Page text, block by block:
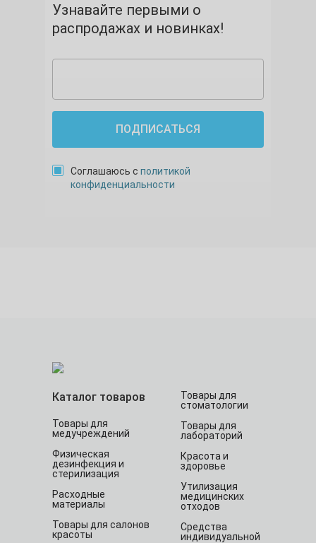
Узнавайте первыми о
распродажах и новинках!
ПОДПИСАТЬСЯ
Соглашаюсь с политикой
конфиденциальности
Каталог товаров
Товары для
медучреждений
Физическая
дезинфекция и
стерилизация
Расходные
материалы
Товары для салонов
красоты
Товары для
стоматологии
Товары для
лабораторий
Красота и
здоровье
Утилизация
медицинских
отходов
Средства
индивидуальной